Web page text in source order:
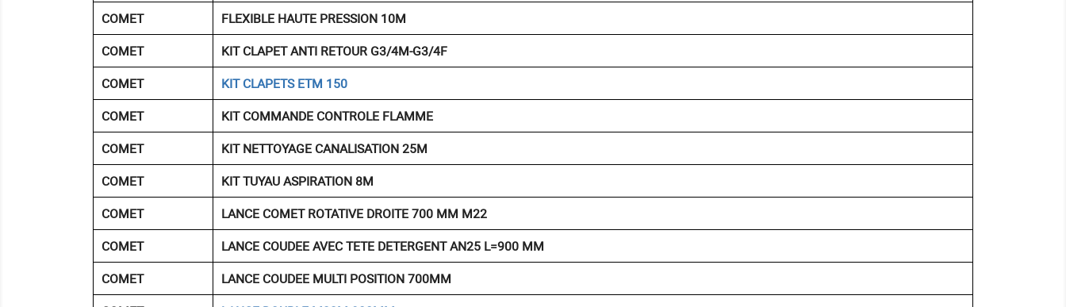
COMET
FLEXIBLE HAUTE PRESSION 10M
COMET
KIT CLAPET ANTI RETOUR G3/4M-G3/4F
COMET
KIT CLAPETS ETM 150
COMET
KIT COMMANDE CONTROLE FLAMME
COMET
KIT NETTOYAGE CANALISATION 25M
COMET
KIT TUYAU ASPIRATION 8M
COMET
LANCE COMET ROTATIVE DROITE 700 MM M22
COMET
LANCE COUDEE AVEC TETE DETERGENT AN25 L=900 MM
COMET
LANCE COUDEE MULTI POSITION 700MM